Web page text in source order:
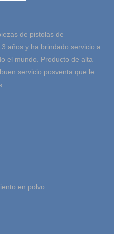
de pistolas de
años y ha brindado servicio a
el mundo. Producto de alta
servicio posventa que le
en polvo